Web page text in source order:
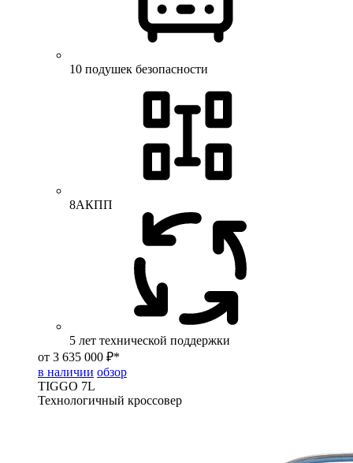
10 подушек безопасности
8АКПП
5 лет технической поддержки
от 3 635 000 ₽*
в наличии обзор
TIGGO 7L
Технологичный кроссовер